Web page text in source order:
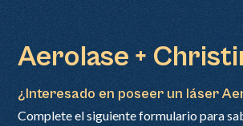
Aerolase +
¿Interesado en poseer un láser
Complete el siguiente formulario para